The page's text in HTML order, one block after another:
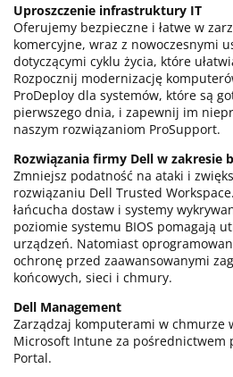
Uproszczenie infrastruktury IT
Oferujemy bezpieczne i łatwe w
komercyjne, wraz z nowoczesnymi
dotyczącymi cyklu życia, które
Rozpocznij modernizację
ProDeploy dla systemów, które są
pierwszego dnia, i zapewnij im
naszym rozwiązaniom ProSupport.
Rozwiązania firmy Dell w zakresie
Zmniejsz podatność na ataki i
rozwiązaniu Dell Trusted
łańcucha dostaw i systemy
poziomie systemu BIOS pomagają
urządzeń. Natomiast
ochronę przed zaawansowanymi
końcowych, sieci i chmury.
Dell Management
Zarządzaj komputerami w chmurze
Microsoft Intune za pośrednictwem
Portal.